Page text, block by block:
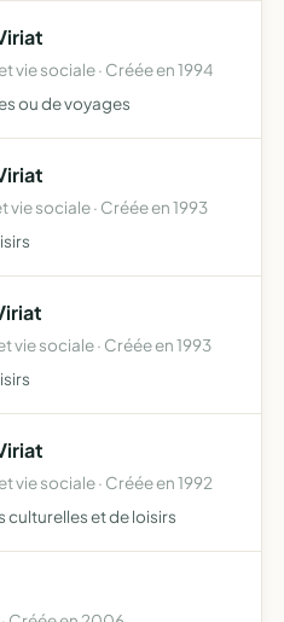
vie sociale · Créée en 1994
ou de voyages
vie sociale · Créée en 1993
vie sociale · Créée en 1993
vie sociale · Créée en 1992
et de loisirs